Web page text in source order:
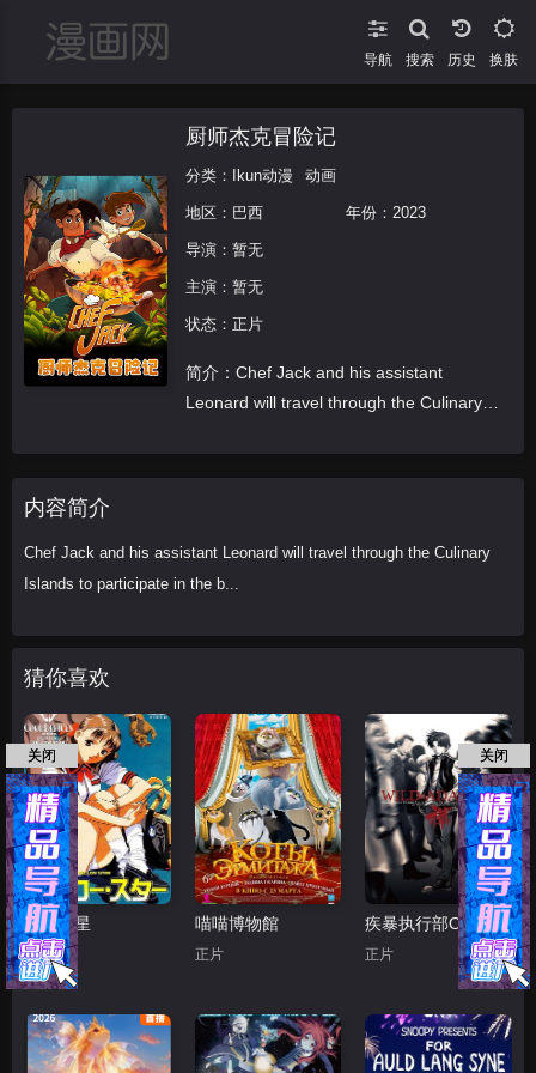
导航 搜索 换肤
厨师杰克冒险记
分类： Ikun动漫 动画
地区： 巴西 年份： 2023
导演： 暂无
主演： 暂无
状态：正片
简介：Chef Jack and his assistant
Leonard will travel through the Culinary
内容简介
Chef Jack and his assistant Leonard will travel through the Culinary
Islands to participate in the b...
猜你喜欢
黄色之星
正片
喵喵博物館
正片
疾暴执行部OVA：禅
正片
关闭 关闭